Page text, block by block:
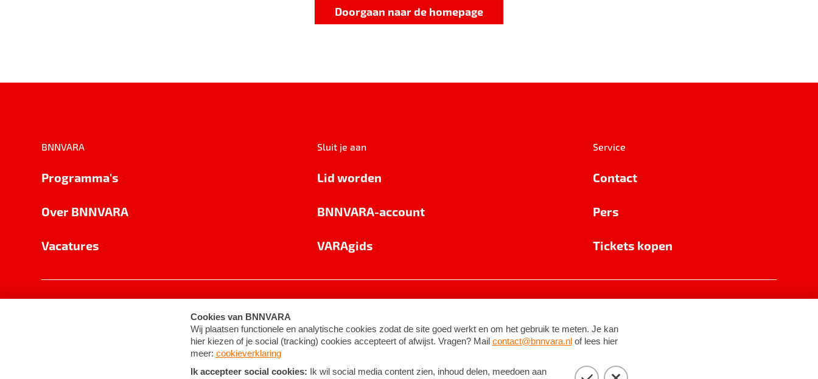
Doorgaan naar de homepage
BNNVARA
Programma's
Over BNNVARA
Vacatures
Sluit je aan
Lid worden
BNNVARA-account
VARAgids
Service
Contact
Pers
Tickets kopen
Cookie-instellingen Algemene voorwaarden ©2026BNNVARA